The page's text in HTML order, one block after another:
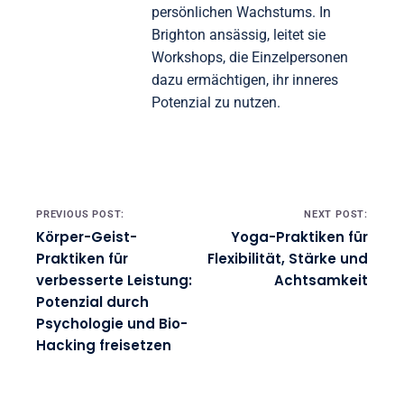
persönlichen Wachstums. In
Brighton ansässig, leitet sie
Workshops, die Einzelpersonen
dazu ermächtigen, ihr inneres
Potenzial zu nutzen.
Post navigation
PREVIOUS POST:
Körper-Geist-
Praktiken für
verbesserte Leistung:
Potenzial durch
Psychologie und Bio-
Hacking freisetzen
NEXT POST:
Yoga-Praktiken für
Flexibilität, Stärke und
Achtsamkeit